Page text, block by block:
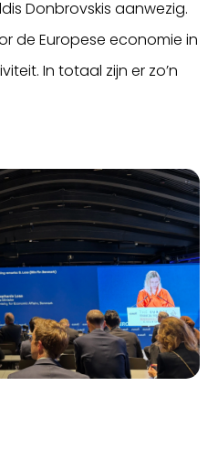
Donbrovskis aanwezig.
de Europese economie in
In totaal zijn er zo’n